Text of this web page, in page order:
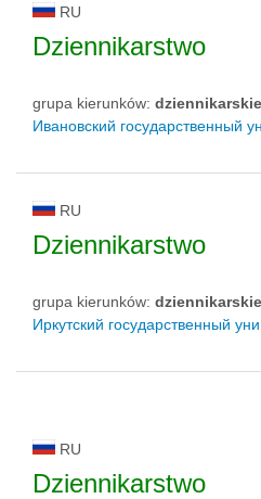
RU
Dziennikarstwo
grupa kierunków:
Ивановский государственный
RU
Dziennikarstwo
grupa kierunków:
Иркутский государственный
RU
Dziennikarstwo